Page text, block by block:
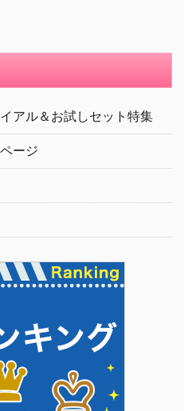
アル＆お試しセット特集
ージ